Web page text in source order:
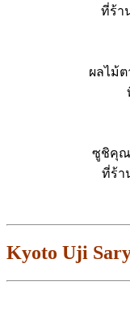
ที่ร้า
ผลไม้
ซูชิคุณ
ที่ร้า
Kyoto Uji